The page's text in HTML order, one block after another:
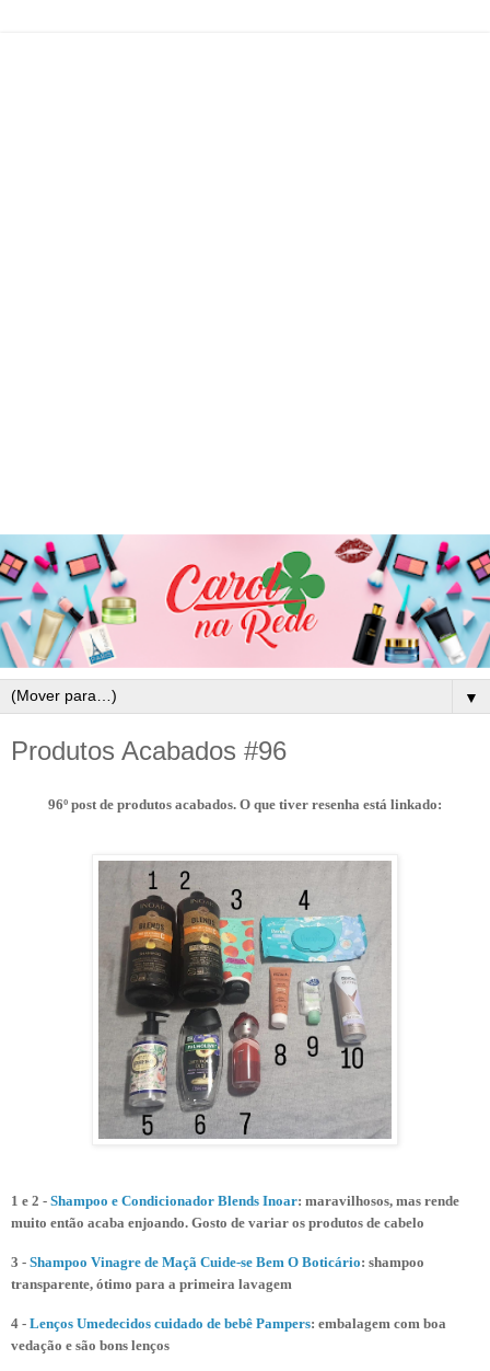
▼
Produtos Acabados #96
96º post de produtos acabados. O que tiver resenha está linkado:
1 e 2 - Shampoo e Condicionador Blends Inoar: maravilhosos, mas rende
muito então acaba enjoando. Gosto de variar os produtos de cabelo
3 - Shampoo Vinagre de Maçã Cuide-se Bem O Boticário: shampoo
transparente, ótimo para a primeira lavagem
4 - Lenços Umedecidos cuidado de bebê Pampers: embalagem com boa
vedação e são bons lenços